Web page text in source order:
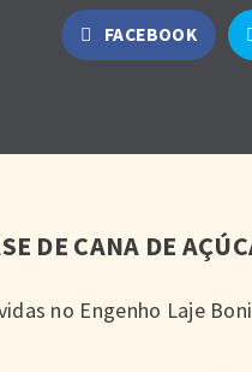
FACEBOOK
DE CANA DE
no Engenho Laje